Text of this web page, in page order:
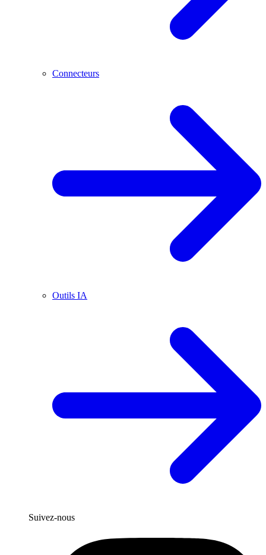
Connecteurs
Outils IA
Suivez-nous